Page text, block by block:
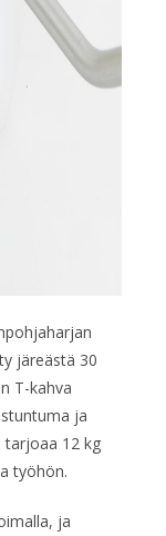
järeästä 30
T-kahva
ja
tarjoaa 12 kg
työhön.
ja